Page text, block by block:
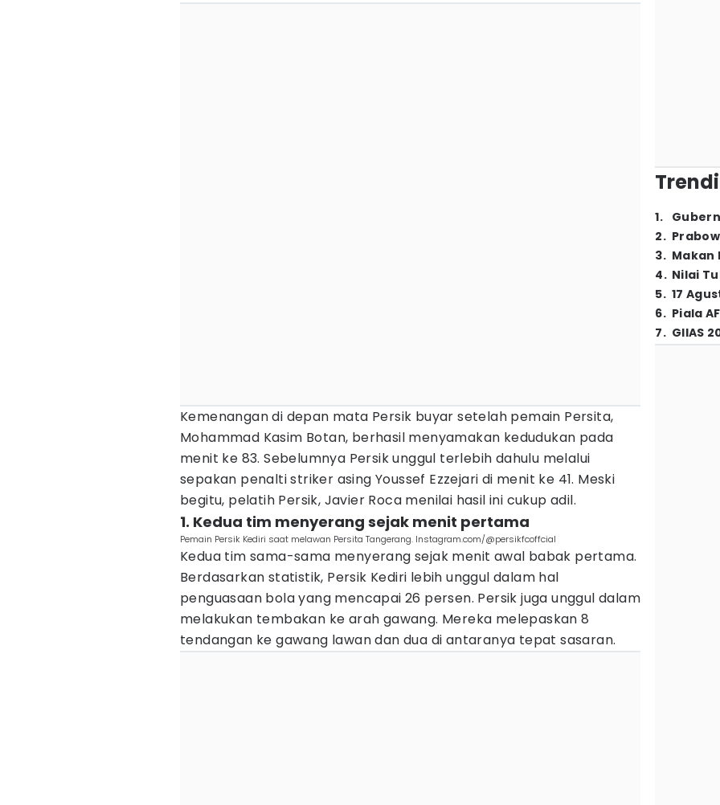
Kemenangan di depan mata Persik buyar setelah pemain Persita,
Mohammad Kasim Botan, berhasil menyamakan kedudukan pada
menit ke 83. Sebelumnya Persik unggul terlebih dahulu melalui
sepakan penalti striker asing Youssef Ezzejari di menit ke 41. Meski
begitu, pelatih Persik, Javier Roca menilai hasil ini cukup adil.
1. Kedua tim menyerang sejak menit pertama
Pemain Persik Kediri saat melawan Persita Tangerang. Instagram.com/@persikfcoffcial
Kedua tim sama-sama menyerang sejak menit awal babak pertama.
Berdasarkan statistik, Persik Kediri lebih unggul dalam hal
penguasaan bola yang mencapai 26 persen. Persik juga unggul dalam
melakukan tembakan ke arah gawang. Mereka melepaskan 8
tendangan ke gawang lawan dan dua di antaranya tepat sasaran.
1.
2.
3. Makan
4. Nilai
5. 17
6. Piala
7. GIIAS